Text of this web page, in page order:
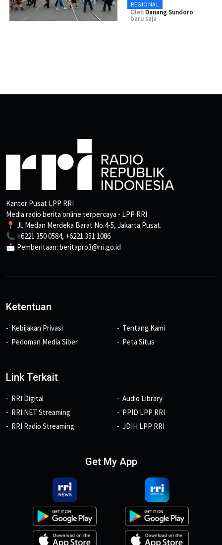
REGIONAL
Oleh Danang Sundoro
baru saja
Kantor Pusat LPP RRI
Media radio berita online terpercaya - LPP RRI
📍 Jl. Medan Merdeka Barat No.4-5, Jakarta Pusat.
📞 +6221 350 0584, +6221 351 1086
📩 Pemberitaan: beritapro3@rri.go.id
Ketentuan
Kebijakan Privasi
Pedoman Media Siber
Tentang Kami
Peta Situs
Link Terkait
RRI Digital
RRI NET Streaming
RRI Radio Streaming
Audio Library
PPID LPP RRI
JDIH LPP RRI
Get My App